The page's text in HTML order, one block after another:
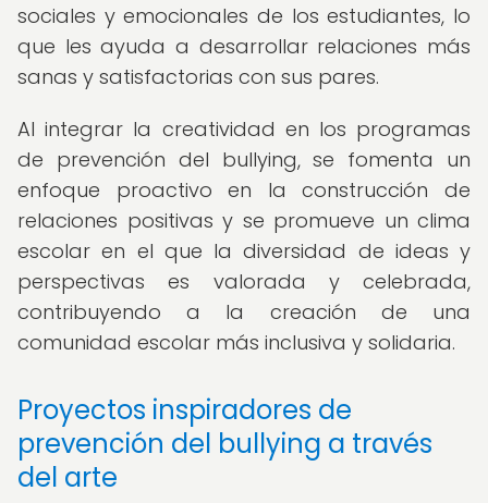
sociales y emocionales de los estudiantes, lo
que les ayuda a desarrollar relaciones más
sanas y satisfactorias con sus pares.
Al integrar la creatividad en los programas
de prevención del bullying, se fomenta un
enfoque proactivo en la construcción de
relaciones positivas y se promueve un clima
escolar en el que la diversidad de ideas y
perspectivas es valorada y celebrada,
contribuyendo a la creación de una
comunidad escolar más inclusiva y solidaria.
Proyectos inspiradores de
prevención del bullying a través
del arte